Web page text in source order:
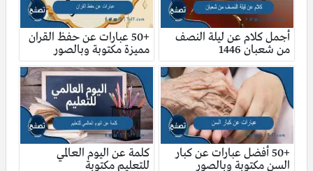
أجمل كلام عن ليلة النصف
من شعبان 1446
+50 عبارات عن حفظ القران
مميزة مكتوبة وبالصور
+50 أفضل عبارات عن كبار
السن مكتوبة وبالصور
كلمة عن اليوم العالمي
للتعليم مكتوبة